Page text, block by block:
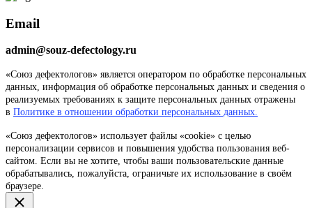
Email
admin@souz-defectology.ru
«Союз дефектологов» является оператором по обработке персональных
данных, информация об обработке персональных данных и сведения о
реализуемых требованиях к защите персональных данных отражены
в Политике в отношении обработки персональных данных.
«Союз дефектологов» использует файлы «cookie» с целью
персонализации сервисов и повышения удобства пользования веб-
сайтом. Если вы не хотите, чтобы ваши пользовательские данные
обрабатывались, пожалуйста, ограничьте их использование в своём
браузере.